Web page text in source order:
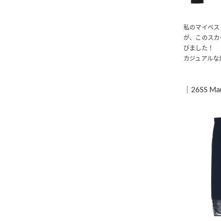
私のマイベ
が、このス
びました！
カジュアル
｜26SS